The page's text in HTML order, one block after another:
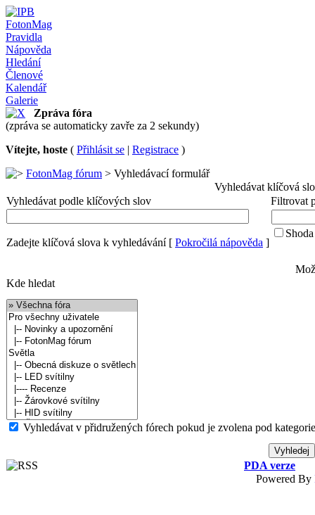
FotonMag
Pravidla
Nápověda
Hledání
Členové
Kalendář
Galerie
Zpráva fóra
(zpráva se automaticky zavře za 2 sekundy)
Vítejte, hoste ( Přihlásit se | Registrace )
FotonMag fórum > Vyhledávací formulář
Vyhledávat klíčová
Vyhledávat podle klíčových slov
Filtrovat
Zadejte klíčová slova k vyhledávání[ Pokročilá nápověda ]
Kde hledat
Vyhledávat v přidružených fórech pokud je zvolena pod
PDA verze
Powered By